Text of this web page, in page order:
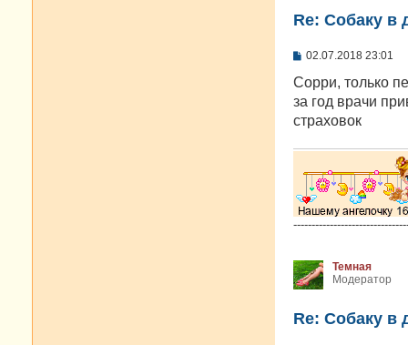
Re: Собаку в
С
о
щ
е
н
02.07.2018 23:01
Сорри, только
за год врачи
страховок
Темная
Модератор
Re: Собаку в